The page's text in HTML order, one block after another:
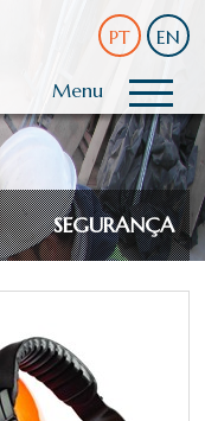
PT EN
Menu
SEGURANÇA